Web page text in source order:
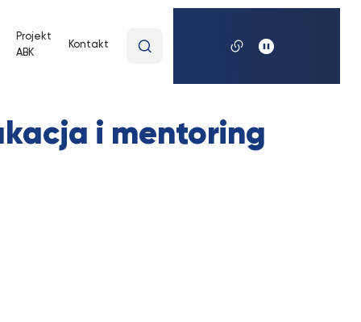
Projekt
ABK
Kontakt
wyszukiwaną
i mentoring